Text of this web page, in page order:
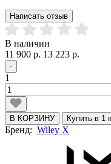
Написать отзыв
В наличии
11 900 р. 13 223 р.
-
1
В КОРЗИНУ Купить в 1
Бренд: Wiley X